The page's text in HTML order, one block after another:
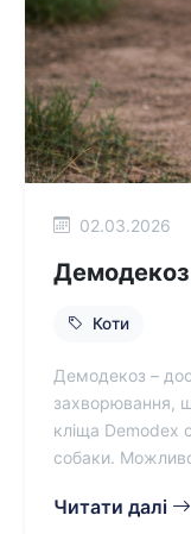
02.03.2026
Коти
Демодекоз –
захворювання,
кліща Demodex
собаки.
Читати далі